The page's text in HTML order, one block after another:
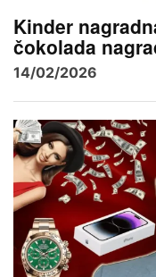
Kinder
čokolada
14/02/2026